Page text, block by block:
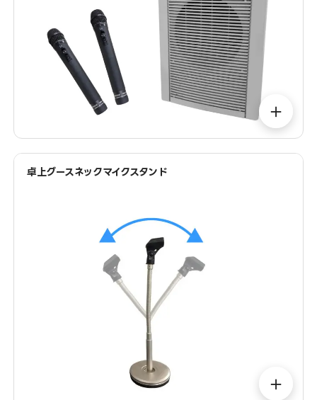
＋
卓上グースネックマイクスタンド
＋